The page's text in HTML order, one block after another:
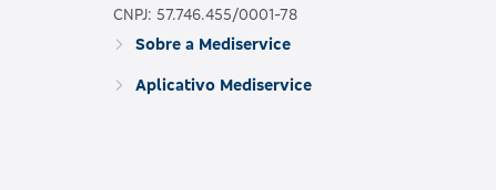
CNPJ: 57.746.455/0001-78
Sobre a Mediservice
Aplicativo Mediservice